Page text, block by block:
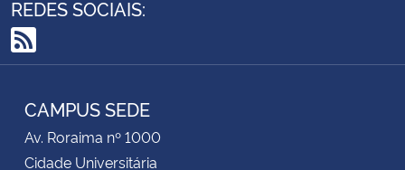
REDES SOCIAIS:
RSS
CAMPUS SEDE
Av. Roraima nº 1000
Cidade Universitária